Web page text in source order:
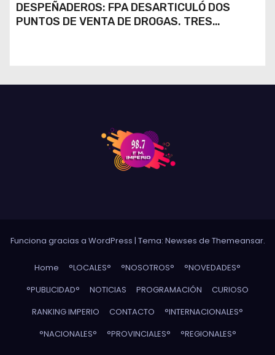
DESPEÑADEROS: FPA DESARTICULÓ DOS
PUNTOS DE VENTA DE DROGAS. TRES
Funciona gracias a WordPress | Tema: Newses de Themeansar.
Home °LOCALES° °NOSOTROS°
°NOVEDADES°
°PUBLICIDAD°
NOTICIAS PROGRAMACIÓN
CURIOSO
RANKING IMPERIO
CONTACTO
°INTERNACIONALES°
°NACIONALES°
°PROVINCIALES° °REGIONALES°